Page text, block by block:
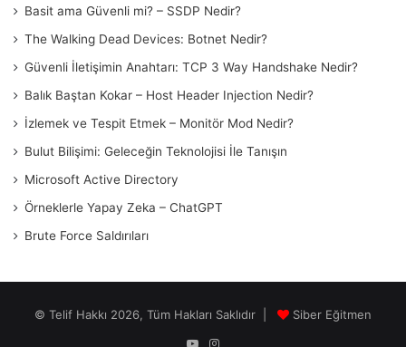
Basit ama Güvenli mi? – SSDP Nedir?
The Walking Dead Devices: Botnet Nedir?
Güvenli İletişimin Anahtarı: TCP 3 Way Handshake Nedir?
Balık Baştan Kokar – Host Header Injection Nedir?
İzlemek ve Tespit Etmek – Monitör Mod Nedir?
Bulut Bilişimi: Geleceğin Teknolojisi İle Tanışın
Microsoft Active Directory
Örneklerle Yapay Zeka – ChatGPT
Brute Force Saldırıları
© Telif Hakkı 2026, Tüm Hakları Saklıdır |
Siber Eğitmen
YouTubeInstagram